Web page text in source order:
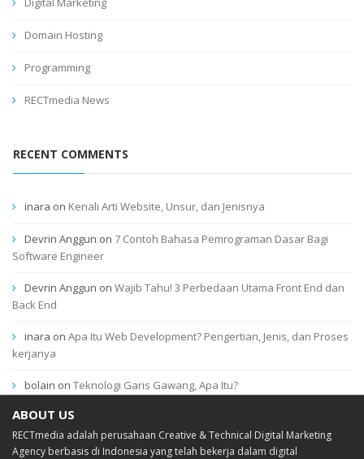
Domain Hosting
Programming
RECTmedia News
RECENT COMMENTS
inara on Kenali Arti Website, Unsur, dan Jenisnya
Devrin Anggun on 7 Contoh Bahasa Pemrograman Dasar Bagi
Software Engineer
Devrin Anggun on Wajib Tahu! 3 Perbedaan Utama Front End dan
Back End
inara on Apa Itu Web Development? Pengertian, Jenis, dan Proses
kerjanya
bolain on Teknologi Garis Gawang, Apa Itu?
ABOUT US
RECTmedia adalah perusahaan Creative & Technical Digital Marketing
Agency berbasis di Indonesia yang telah bekerja dalam digital